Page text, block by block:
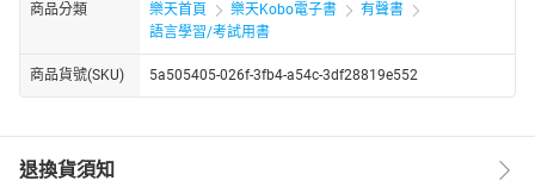
金和一個打火匣，只要士兵替她取出打火匣,黃金就是他的。大樹洞
裡會有什麼危險嗎？
<龜兔賽跑>驕傲的兔子嘲笑小烏龜慢吞吞，於是烏龜決定要挑戰與
兔子賽跑,到底誰會第一名。
窗外，是風太大還是邪惡玩具的魔法作祟呢？
商品分類 樂天首頁 樂天Kobo電子書
有聲書
語言學習/考試用書
商品貨號(SKU) 5a505405-026f-3fb4-a54c-3df28819e552
退換貨須知